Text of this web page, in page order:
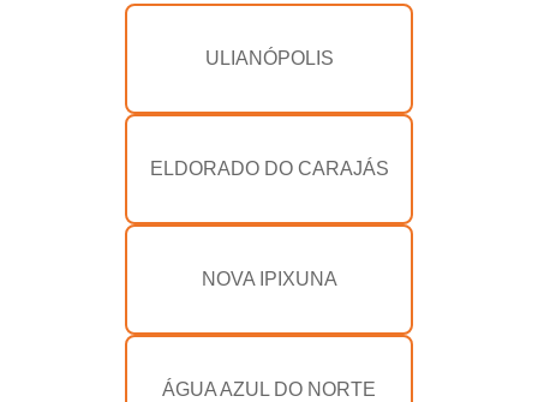
ULIANÓPOLIS
ELDORADO DO CARAJÁS
NOVA IPIXUNA
ÁGUA AZUL DO NORTE